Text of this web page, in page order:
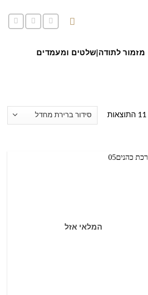
מזמור לתודה|שלטים ומעמדים
המלאי אזל